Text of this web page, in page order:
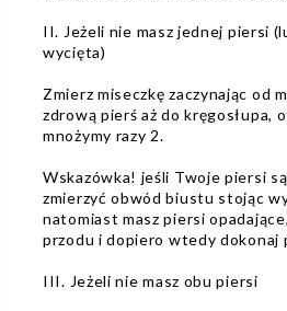
II. Jeżeli nie masz jednej piersi
wycięta)
Zmierz miseczkę zaczynając od
zdrową pierś aż do kręgosłupa,
mnożymy razy 2.
Wskazówka! jeśli Twoje piersi
zmierzyć obwód biustu stojąc
natomiast masz piersi
przodu i dopiero wtedy dokonaj
III. Jeżeli nie masz obu piersi